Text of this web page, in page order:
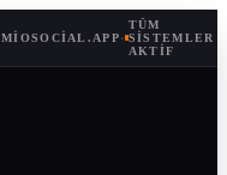
MIOSOCIAL.APP·
TÜM
SISTEMLER
AKTIF